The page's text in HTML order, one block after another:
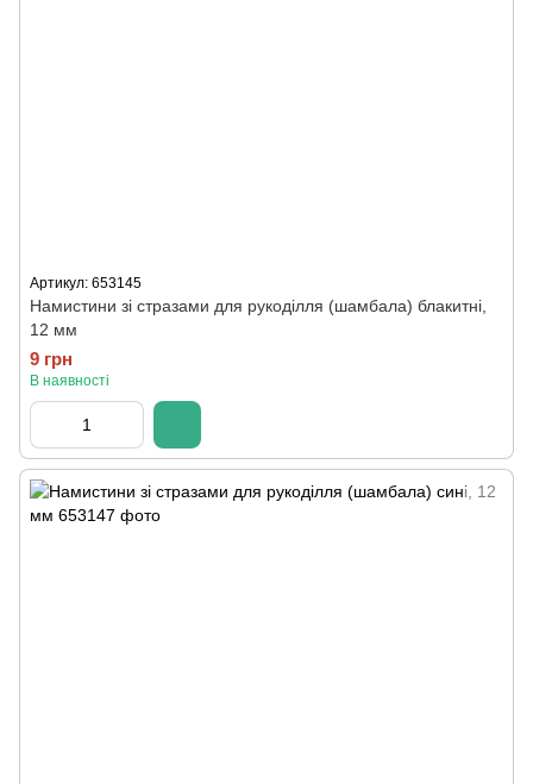
Артикул: 653145
Намистини зі стразами для рукоділля (шамбала) блакитні,
12 мм
9 грн
В наявності